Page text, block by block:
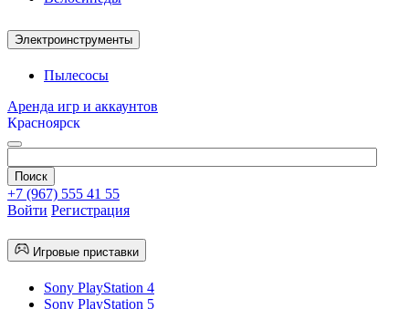
Электроинструменты
Пылесосы
Аренда игр и аккаунтов
Красноярск
+7 (967) 555 41 55
Войти Регистрация
Игровые приставки
Sony PlayStation 4
Sony PlayStation 5